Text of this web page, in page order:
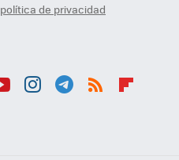
política de privacidad